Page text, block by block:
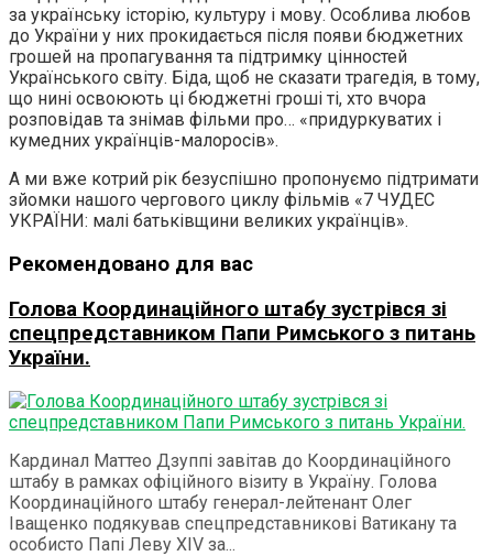
за українську історію, культуру і мову. Особлива любов
до України у них прокидається після появи бюджетних
грошей на пропагування та підтримку цінностей
Українського світу. Біда, щоб не сказати трагедія, в тому,
що нині освоюють ці бюджетні гроші ті, хто вчора
розповідав та знімав фільми про… «придуркуватих і
кумедних українців-малоросів».
А ми вже котрий рік безуспішно пропонуємо підтримати
зйомки нашого чергового циклу фільмів «7 ЧУДЕС
УКРАЇНИ: малі батьківщини великих українців».
Рекомендовано для вас
Голова Координаційного штабу зустрівся зі
спецпредставником Папи Римського з питань
України.
Кардинал Маттео Дзуппі завітав до Координаційного
штабу в рамках офіційного візиту в Україну. Голова
Координаційного штабу генерал-лейтенант Олег
Іващенко подякував спецпредставникові Ватикану та
особисто Папі Леву ХІV за...